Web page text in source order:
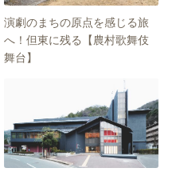
演劇のまちの原点を感じる旅
へ！但東に残る【農村歌舞伎
舞台】